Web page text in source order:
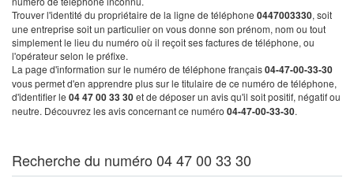
Trouver l'identité du propriétaire de la ligne de téléphone 0447003330, soit
une entreprise soit un particulier on vous donne son prénom, nom ou tout
simplement le lieu du numéro où il reçoit ses factures de téléphone, ou
l'opérateur selon le préfixe.
La page d'information sur le numéro de téléphone français04-47-00-33-30
vous permet d'en apprendre plus sur le titulaire de ce numéro de téléphone,
d'identifier le 04 47 00 33 30et de déposer un avis qu'il soit positif, négatif ou
neutre. Découvrez les avis concernant ce numéro 04-47-00-33-30.
Recherche du numéro 04 47 00 33 30